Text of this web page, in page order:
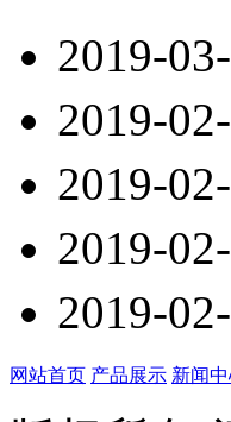
2019-
2019-
2019-
2019-
2019-
网站首页 产品展示 新闻